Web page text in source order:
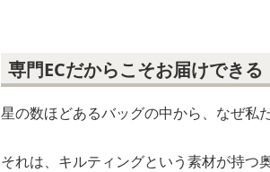
専門ECだからこそお届けでき
星の数ほどあるバッグの中から、なぜ私
それは、キルティングという素材が持つ